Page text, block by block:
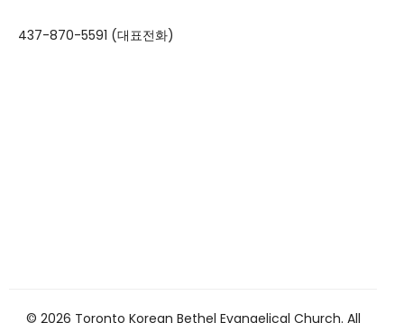
437-870-5591 (대표전화)
© 2026 Toronto Korean Bethel Evangelical Church. All